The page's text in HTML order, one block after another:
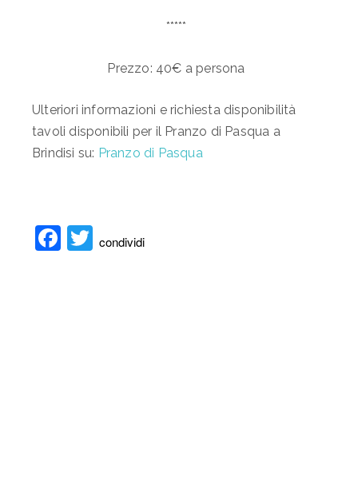
*****
Prezzo: 40€ a persona
Ulteriori informazioni e richiesta disponibilità
tavoli disponibili per il Pranzo di Pasqua a
Brindisi su: Pranzo di Pasqua
FacebookTwitter
condividi